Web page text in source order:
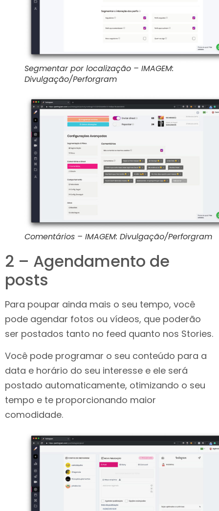
Segmentar por localização – IMAGEM:
Divulgação/Perforgram
Comentários – IMAGEM: Divulgação/Perforgram
2 – Agendamento de
posts
Para poupar ainda mais o seu tempo, você
pode agendar fotos ou vídeos, que poderão
ser postados tanto no feed quanto nos Stories.
Você pode programar o seu conteúdo para a
data e horário do seu interesse e ele será
postado automaticamente, otimizando o seu
tempo e te proporcionando maior
comodidade.